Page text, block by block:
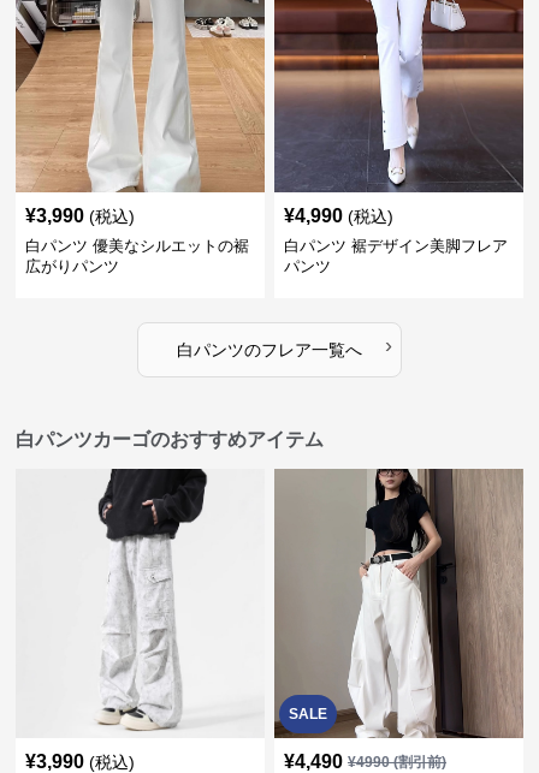
¥3,990 (税込)
白パンツ 優美なシルエットの裾
広がりパンツ
¥4,990 (税込)
白パンツ 裾デザイン美脚フレア
パンツ
白パンツのフレア一覧へ ›
白パンツカーゴのおすすめアイテム
¥3,990 (税込)
SALE
¥4,490 ¥4990(割引前)